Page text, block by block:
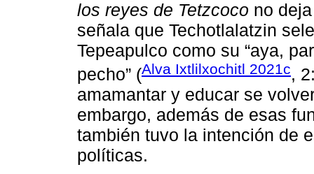
los reyes de Tetzcoco no
señala que Techotlalatzin
Tepeapulco como su “aya,
pecho” (Alva Ixtlilxochitl 2021c,
amamantar y educar se
embargo, además de esas
también tuvo la intención de
políticas.